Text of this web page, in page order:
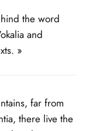
the word
and
»
far from
there live the